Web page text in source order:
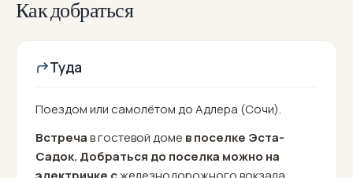
Как добраться
Туда
Поездом или самолётом до Адлера (Сочи).
Встречав гостевой доме в поселке Эста-
Садок. Добраться до поселка можно на